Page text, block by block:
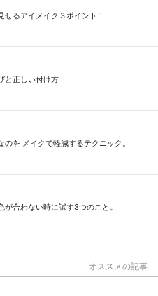
るアイメイク３ポイント！
と正しい付け方
を メイクで軽減するテクニック。
合わない時に試す3つのこと。
オススメの記事